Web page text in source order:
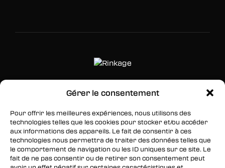
Gérer le consentement
Pour offrir les meilleures expériences, nous utilisons des
technologies telles que les cookies pour stocker et/ou accéder
aux informations des appareils. Le fait de consentir à ces
technologies nous permettra de traiter des données telles que
le comportement de navigation ou les ID uniques sur ce site. Le
fait de ne pas consentir ou de retirer son consentement peut
SUIVEZ-NOUS
Facebook
Twitter
Instagram